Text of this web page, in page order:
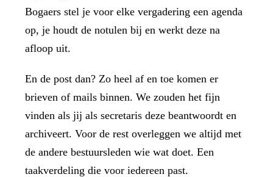
Bogaers stel je voor elke vergadering een agenda
op, je houdt de notulen bij en werkt deze na
afloop uit.
En de post dan? Zo heel af en toe komen er
brieven of mails binnen. We zouden het fijn
vinden als jij als secretaris deze beantwoordt en
archiveert. Voor de rest overleggen we altijd met
de andere bestuursleden wie wat doet. Een
taakverdeling die voor iedereen past.